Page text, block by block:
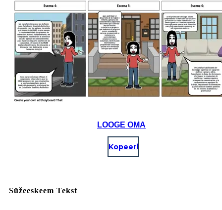
LOOGE OMA
Kopeeri
Süžeeskeem Tekst